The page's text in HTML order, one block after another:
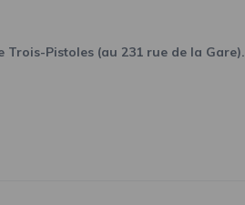
Trois-Pistoles (au 231 rue de la Gare).